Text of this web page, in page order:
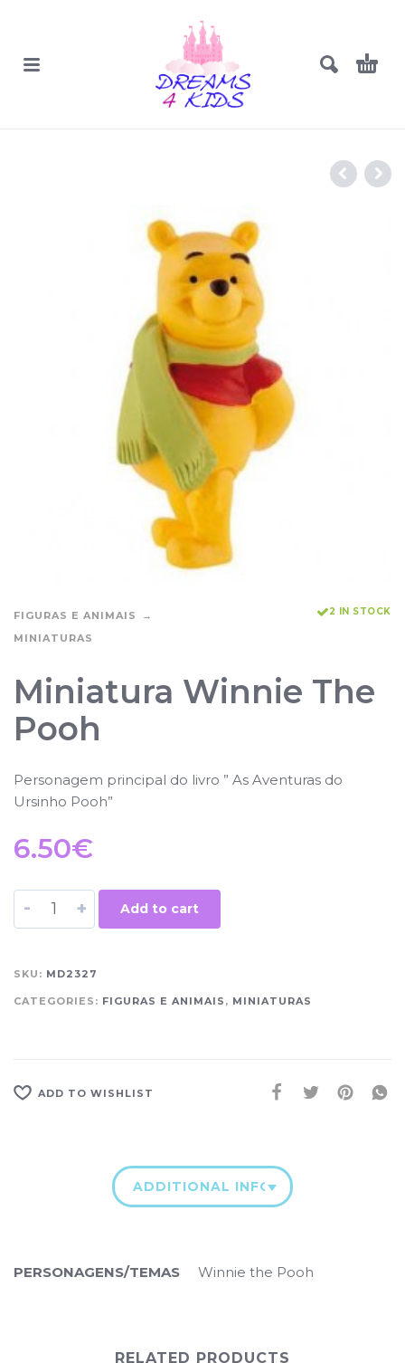
FIGURAS E ANIMAIS
MINIATURAS
2 IN STOCK
Miniatura Winnie The
Pooh
Personagem principal do livro ” As Aventuras do
Ursinho Pooh”
6.50€
- + Add to cart
SKU: MD2327
CATEGORIES: FIGURAS E ANIMAIS , MINIATURAS
ADD TO WISHLIST
ADDITIONAL INFORMATION
PERSONAGENS/TEMAS Winnie the Pooh
RELATED PRODUCTS